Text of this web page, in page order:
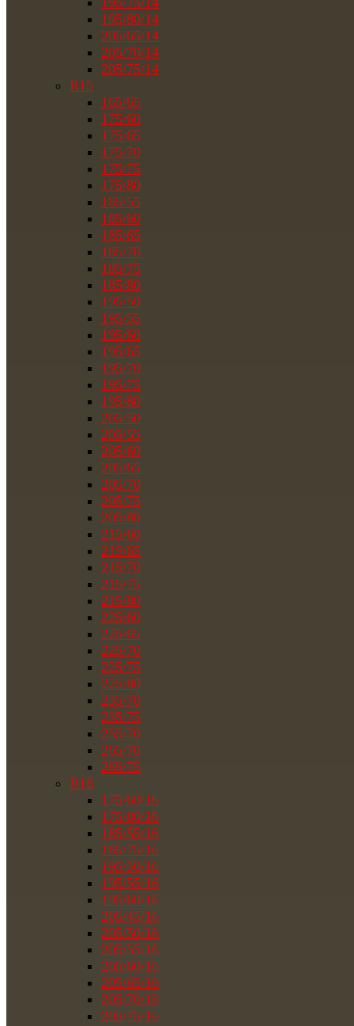
195/80/14
205/65/14
205/70/14
205/75/14
R15
165/65
175/60
175/65
175/70
175/75
175/80
185/55
185/60
185/65
185/70
185/75
185/80
195/50
195/55
195/60
195/65
195/70
195/75
195/80
205/50
205/55
205/60
205/65
205/70
205/75
205/80
215/60
215/65
215/70
215/75
215/80
225/60
225/65
225/70
225/75
225/80
235/70
235/75
255/70
265/70
265/75
R16
175/60/16
175/80/16
185/55/16
185/75/16
195/50/16
195/55/16
195/60/16
205/45/16
205/50/16
205/55/16
205/60/16
205/65/16
205/70/16
205/75/16